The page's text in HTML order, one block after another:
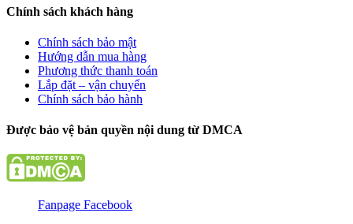
Chính sách khách hàng
Chính sách bảo mật
Hướng dẫn mua hàng
Phương thức thanh toán
Lắp đặt – vận chuyển
Chính sách bảo hành
Được bảo vệ bản quyền nội dung từ DMCA
Fanpage Facebook